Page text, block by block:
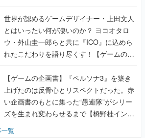
世界が認めるゲームデザイナー・上田文人
とはいったい何が凄いのか？ ヨコオタロ
ウ・外山圭一郎らと共に『ICO』に込めら
れたこだわりを語り尽くす！【ゲームの企
画書】
【ゲームの企画書】『ペルソナ3』を築き
上げたのは反骨心とリスペクトだった。赤
い企画書のもとに集った“愚連隊”がシリー
ズを生まれ変わらせるまで【橋野桂インタ
覧